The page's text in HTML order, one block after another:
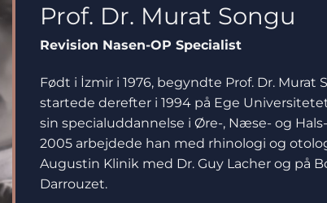
Prof. Dr. Murat Songu
Revision Nasen-OP Specialist
Født i İzmir i 1976, begyndte Prof. Dr.
startede derefter i 1994 på Ege
sin specialuddannelse i Øre-, Næse- og
2005 arbejdede han med rhinologi og
Augustin Klinik med Dr. Guy Lacher og på
Darrouzet.